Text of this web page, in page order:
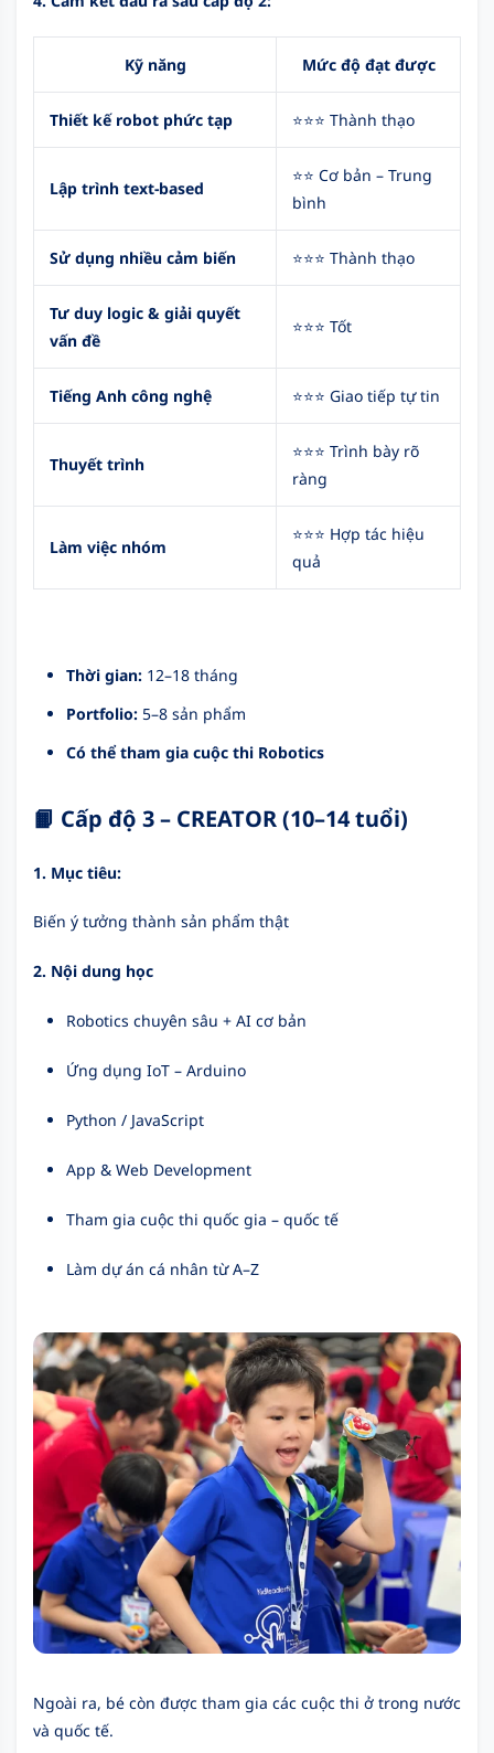
Kỹ năng Mức độ đạt được
Thiết kế robot phức tạp ⭐⭐⭐ Thành thạo
Lập trình text-based
⭐⭐ Cơ bản – Trung
bình
Sử dụng nhiều cảm biến ⭐⭐⭐ Thành thạo
Tư duy logic & giải quyết
vấn đề
⭐⭐⭐ Tốt
Tiếng Anh công nghệ ⭐⭐⭐ Giao tiếp tự tin
Thuyết trình
⭐⭐⭐ Trình bày rõ
ràng
Làm việc nhóm
⭐⭐⭐ Hợp tác hiệu
quả
Thời gian: 12–18 tháng
Portfolio: 5–8 sản phẩm
Có thể tham gia cuộc thi Robotics
📙 Cấp độ 3 – CREATOR (10–14 tuổi)
1. Mục tiêu:
Biến ý tưởng thành sản phẩm thật
2. Nội dung học
Robotics chuyên sâu + AI cơ bản
Ứng dụng IoT – Arduino
Python / JavaScript
App & Web Development
Tham gia cuộc thi quốc gia – quốc tế
Làm dự án cá nhân từ A–Z
Ngoài ra, bé còn được tham gia các cuộc thi ở trong nước
và quốc tế.